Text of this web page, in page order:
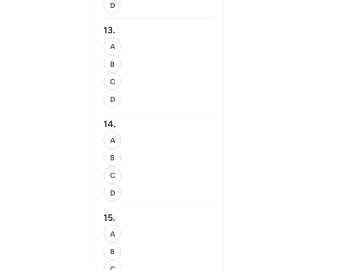
D
13.
A
B
C
D
14.
A
B
C
D
15.
A
B